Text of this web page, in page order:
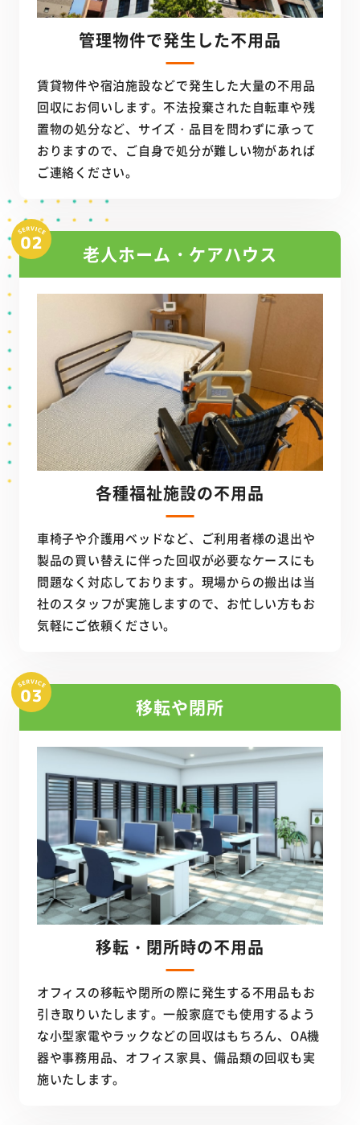
管理物件で発生した不用品
賃貸物件や宿泊施設などで発生した大量の不用品
回収にお伺いします。不法投棄された自転車や残
置物の処分など、サイズ・品目を問わずに承って
おりますので、ご自身で処分が難しい物があれば
ご連絡ください。
老人ホーム・ケアハウス
各種福祉施設の不用品
車椅子や介護用ベッドなど、ご利用者様の退出や
製品の買い替えに伴った回収が必要なケースにも
問題なく対応しております。現場からの搬出は当
社のスタッフが実施しますので、お忙しい方もお
気軽にご依頼ください。
移転や閉所
移転・閉所時の不用品
オフィスの移転や閉所の際に発生する不用品もお
引き取りいたします。一般家庭でも使用するよう
な小型家電やラックなどの回収はもちろん、OA機
器や事務用品、オフィス家具、備品類の回収も実
施いたします。